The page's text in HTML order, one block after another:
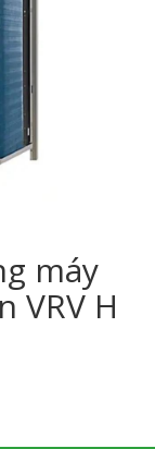
máy
VRV H